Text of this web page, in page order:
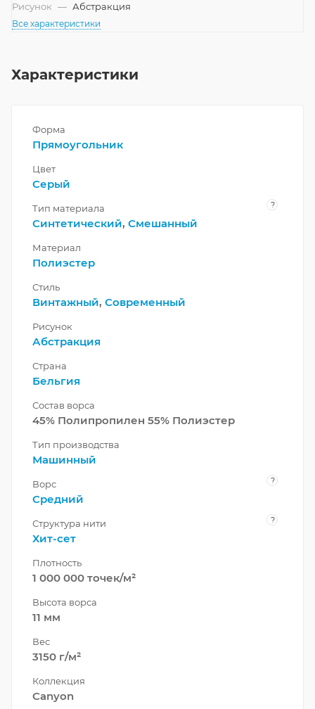
Рисунок — Абстракция
Все характеристики
Характеристики
Форма
Прямоугольник
Цвет
Серый
Тип материала ?
Синтетический, Смешанный
Материал
Полиэстер
Стиль
Винтажный, Современный
Рисунок
Абстракция
Страна
Бельгия
Состав ворса
45% Полипропилен 55% Полиэстер
Тип производства
Машинный
Ворс ?
Средний
Структура нити ?
Хит-сет
Плотность
1 000 000 точек/м²
Высота ворса
11 мм
Вес
3150 г/м²
Коллекция
Canyon